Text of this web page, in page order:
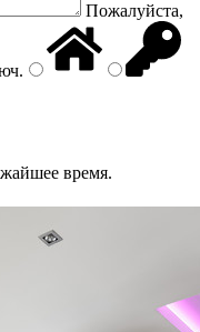
Пожалуйста,
.
время.